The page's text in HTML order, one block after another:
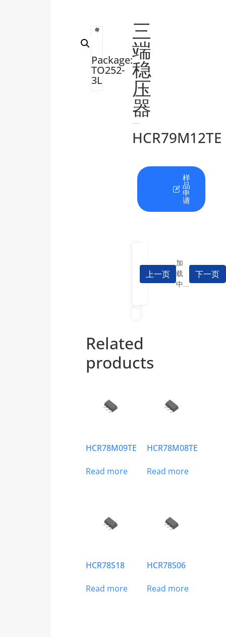
Package:
TO252-
3L
三
端
稳
压
器
HCR79M12TE
料
下
样
品
申
请
上一页
加
载
中...
下一页
Related
products
HCR78M09TE
Read more
HCR78M08TE
Read more
HCR78S18
Read more
HCR78S06
Read more